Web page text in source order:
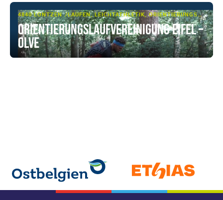
4840 LONTZEN LAUFEN, LEICHTATHLETIK, ORIENTIERUNGSLAUF
Orientierungslaufvereinigung Eifel –
OLVE